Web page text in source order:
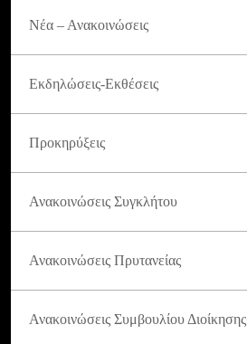
Νέα – Ανακοινώσεις
Εκδηλώσεις-Εκθέσεις
Προκηρύξεις
Ανακοινώσεις Συγκλήτου
Ανακοινώσεις Πρυτανείας
Ανακοινώσεις Συμβουλίου Διοίκησης